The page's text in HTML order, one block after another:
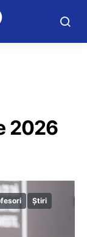
2026
Știri